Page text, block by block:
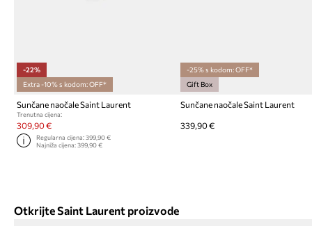
-22%
Extra -10% s kodom: OFF*
Sunčane naočale Saint Laurent
Trenutna cijena:
309,90 €
Regularna cijena:399,90 €
Najniža cijena:399,90 €
-25% s kodom: OFF*
Gift Box
Sunčane naočale Saint Laurent
339,90 €
Otkrijte Saint Laurent proizvode